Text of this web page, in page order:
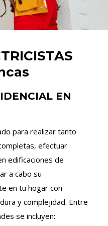
EN
para realizar tanto
efectuar
edificaciones de
a cabo su
en tu hogar con
y complejidad. Entre
se incluyen: